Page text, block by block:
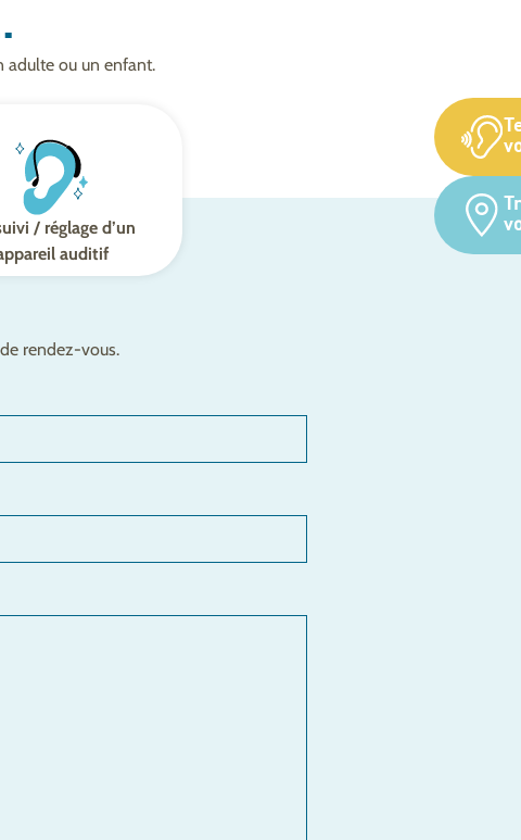
adulte ou un enfant.
/ réglage d’un
auditif
rendez-vous.